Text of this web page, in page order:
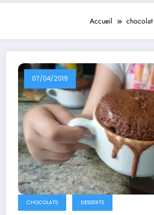
Accueil
07/04/2019
CHOCOLATS DESSERTS